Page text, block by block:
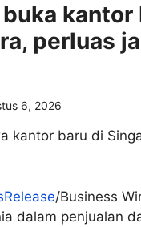
kantor
perluas
6, 2026
/Business
dalam penjualan